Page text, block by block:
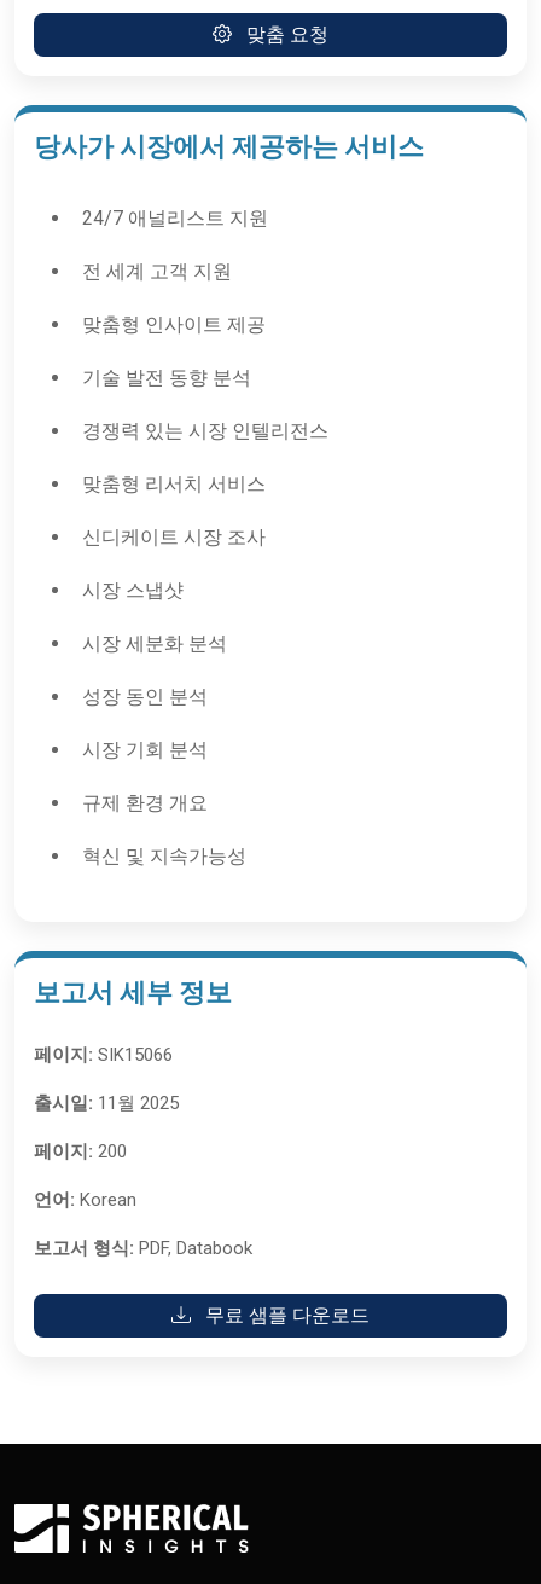
맞춤 요청
당사가 시장에서 제공하는 서비스
24/7 애널리스트 지원
전 세계 고객 지원
맞춤형 인사이트 제공
기술 발전 동향 분석
경쟁력 있는 시장 인텔리전스
맞춤형 리서치 서비스
신디케이트 시장 조사
시장 스냅샷
시장 세분화 분석
성장 동인 분석
시장 기회 분석
규제 환경 개요
혁신 및 지속가능성
보고서 세부 정보
페이지: SIK15066
출시일: 11월 2025
페이지: 200
언어: Korean
보고서 형식: PDF, Databook
무료 샘플 다운로드